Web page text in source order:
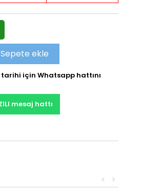
Sepete ekle
tarihi için Whatsapp hattını
mesaj hattı
>
<